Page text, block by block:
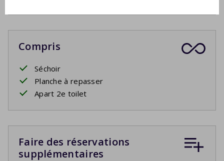
Compris
Séchoir
Planche à repasser
Apart 2e toilet
Faire des réservations
supplémentaires